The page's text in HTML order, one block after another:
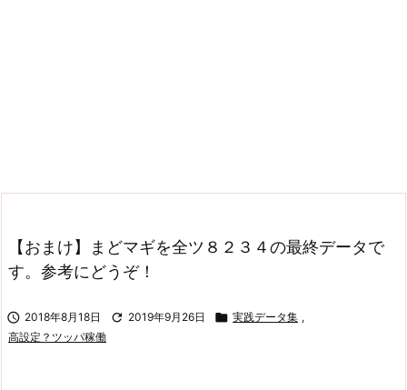
【おまけ】まどマギを全ツ８２３４の最終データで
す。参考にどうぞ！
 2018年8月18日  2019年9月26日  実践データ集 ,
高設定？ツッパ稼働